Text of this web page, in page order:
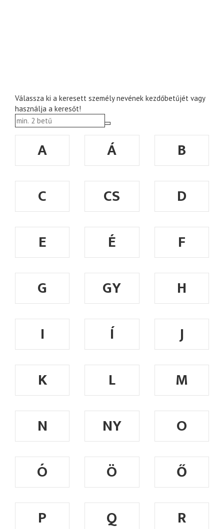
Válassza ki a keresett személy nevének kezdőbetűjét vagy
használja a keresőt!
A Á
B
C
CS
D
E
É
F
G
GY
H
I
Í
J
K
L
M
N
NY
O
Ó
Ö
Ő
P
Q R